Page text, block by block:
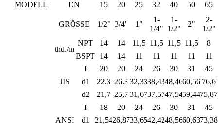
MODELL
DN 15 20 25 32 40 50 65
GRÖSSE 1/2" 3/4" 1"
1-
1/4"
1-
1/2"
2"
2-
1/2"
thd./in
NPT 14 14 11,5 11,5 11,5 11,5
8
BSPT
14 14 11 11 11 11 11
JIS
I 20 20 24 26 30 31
45
d1
22.3 26.3 32,3338,4348,4660,56 76,6
d2
21,7 25,7 31,6737,5747,5459,4475,87
ANSI
I 18 20 24 26 30 31
45
d1
21,5426,8733,6542,4248,5660,6373,38